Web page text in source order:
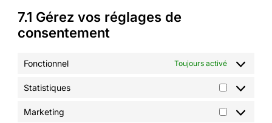
7.1 Gérez vos réglages de
consentement
Fonctionnel Toujours activé
Statistiques
Marketing
Marketing